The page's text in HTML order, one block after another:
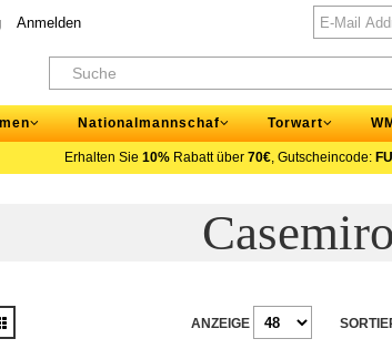
Anmelden
Nationalmannschaf Torwart
Erhalten Sie 10% Rabatt über 70€, Gutscheincode:
ANZEIGE